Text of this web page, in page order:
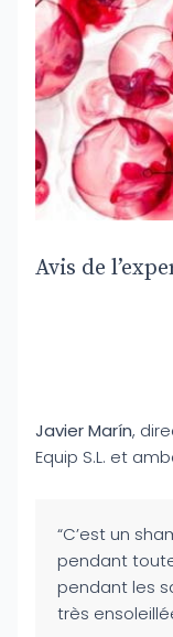
Avis de
Javier Marín,
Equip S.L. et
“C’est un
pendant
pendant les
très